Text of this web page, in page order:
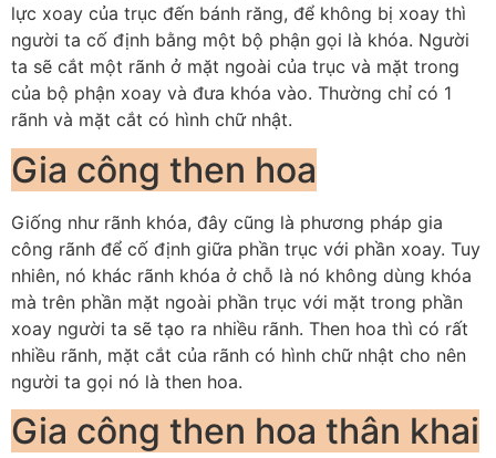
lực xoay của trục đến bánh răng, để không bị xoay thì
người ta cố định bằng một bộ phận gọi là khóa. Người
ta sẽ cắt một rãnh ở mặt ngoài của trục và mặt trong
của bộ phận xoay và đưa khóa vào. Thường chỉ có 1
rãnh và mặt cắt có hình chữ nhật.
Gia công then hoa
Giống như rãnh khóa, đây cũng là phương pháp gia
công rãnh để cố định giữa phần trục với phần xoay. Tuy
nhiên, nó khác rãnh khóa ở chỗ là nó không dùng khóa
mà trên phần mặt ngoài phần trục với mặt trong phần
xoay người ta sẽ tạo ra nhiều rãnh. Then hoa thì có rất
nhiều rãnh, mặt cắt của rãnh có hình chữ nhật cho nên
người ta gọi nó là then hoa.
Gia công then hoa thân khai